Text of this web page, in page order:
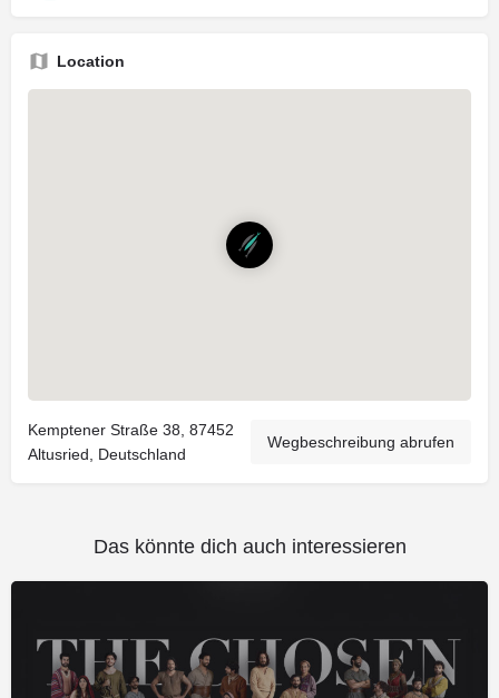
Location
Kemptener Straße 38, 87452
Altusried, Deutschland
Wegbeschreibung abrufen
Das könnte dich auch interessieren